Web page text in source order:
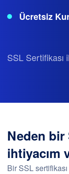
Ücretsiz
SSL Sertifikası
Neden bir
ihtiyacım
Bir SSL